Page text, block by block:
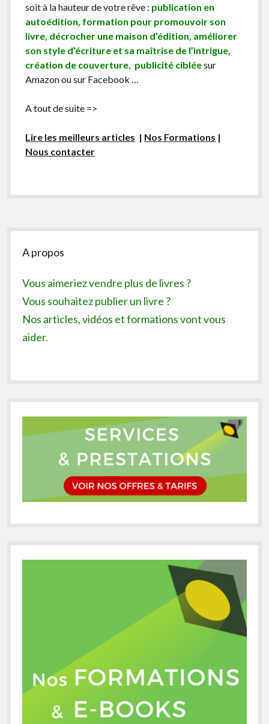
soit à la hauteur de votre rêve : publication en
autoédition, formation pour promouvoir son
livre, décrocher une maison d’édition, améliorer
son style d’écriture et sa maîtrise de l’intrigue,
création de couverture, publicité cibléesur
Amazon ou sur Facebook …
A tout de suite =>
Lire les meilleurs articles | Nos Formations |
Nous contacter
Sidebar
A propos
Vous aimeriez vendre plus de livres ?
Vous souhaitez publier un livre ?
Nos articles, vidéos et formations vont vous
aider.